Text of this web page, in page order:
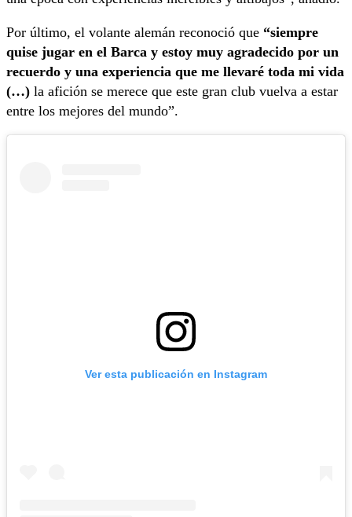
Por último, el volante alemán reconoció que “siempre
quise jugar en el Barca y estoy muy agradecido por un
recuerdo y una experiencia que me llevaré toda mi vida
(…) la afición se merece que este gran club vuelva a estar
entre los mejores del mundo”.
Ver esta publicación en Instagram